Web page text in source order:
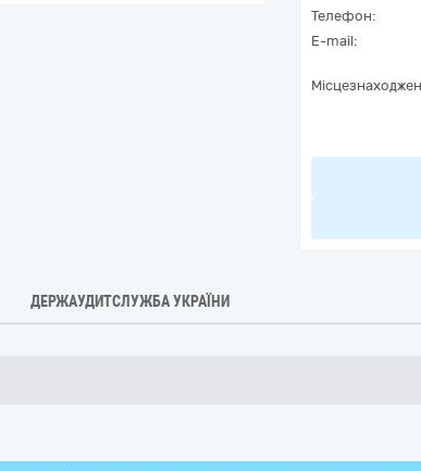
Телефон:
E-mail:
ДЕРЖАУДИТСЛУЖБА УКРАЇНИ